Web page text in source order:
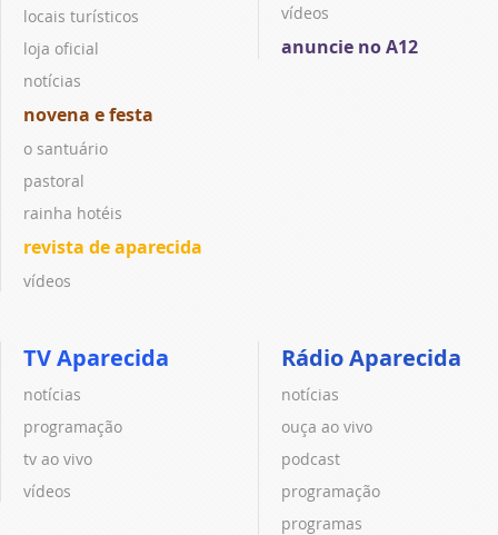
locais turísticos
loja oficial
notícias
novena e festa
o santuário
pastoral
rainha hotéis
revista de aparecida
vídeos
vídeos
anuncie no A12
TV Aparecida
notícias
programação
tv ao vivo
vídeos
Rádio Aparecida
notícias
ouça ao vivo
podcast
programação
programas